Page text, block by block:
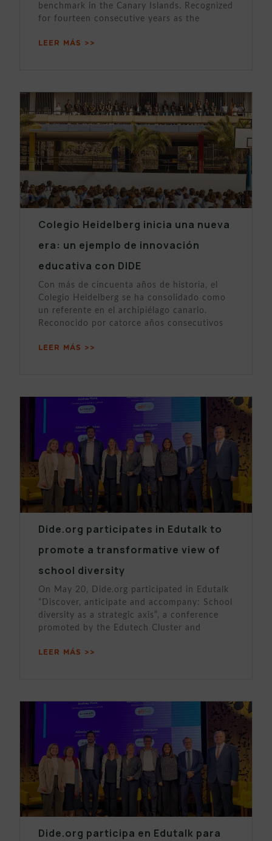
benchmark in the Canary Islands. Recognized
for fourteen consecutive years as the
LEER MÁS >>
Colegio Heidelberg inicia una nueva
era: un ejemplo de innovación
educativa con DIDE
Con más de cincuenta años de historia, el
Colegio Heidelberg se ha consolidado como
un referente en el archipiélago canario.
Reconocido por catorce años consecutivos
LEER MÁS >>
Dide.org participates in Edutalk to
promote a transformative view of
school diversity
On May 20, Dide.org participated in Edutalk
“Discover, anticipate and accompany: School
diversity as a strategic axis”, a conference
promoted by the Edutech Cluster and
LEER MÁS >>
Dide.org participa en Edutalk para